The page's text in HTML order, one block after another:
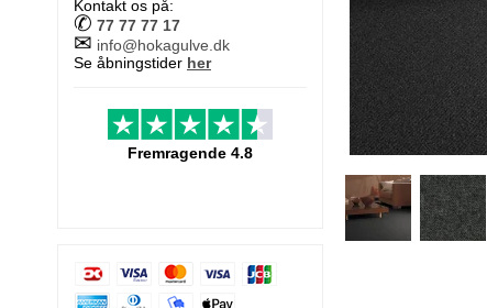
Kontakt os på:
✆ 77 77 77 17
✉ info@hokagulve.dk
Se åbningstider her
Fremragende 4.8